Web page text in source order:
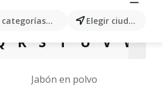
productos... Elegir ciudad
E F H I J
R S T U V W
Jabón en polvo